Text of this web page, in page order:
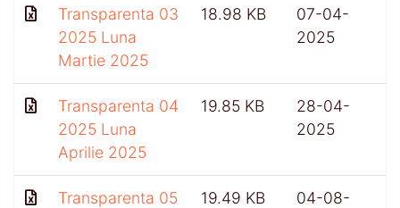
Transparenta 03
2025 Luna
Martie 2025
18.98 KB
07-04-
2025
Transparenta 04
2025 Luna
Aprilie 2025
19.85 KB
28-04-
2025
Transparenta 05
19.49 KB
04-08-